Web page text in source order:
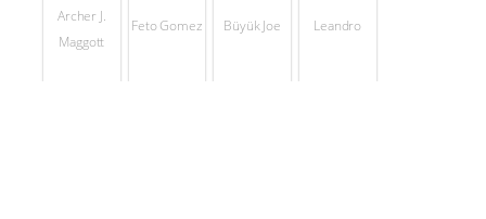
Archer J.
Maggott
Feto Gomez Büyük Joe Leandro